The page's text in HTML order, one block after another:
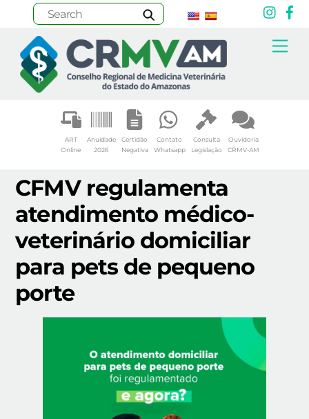
content
ART
Online
Anuidade
2026
Certidão
Negativa
Contato
Whatsapp
Consulta
Legislação
Ouvidoria
CRMV-AM
CFMV regulamenta
atendimento médico-
veterinário domiciliar
para pets de pequeno
porte